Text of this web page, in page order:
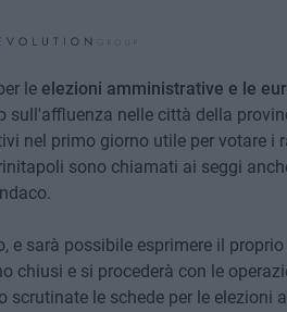
le elezioni amministrative e le
nelle città della
nel primo giorno utile per votare i
sono chiamati ai seggi
e sarà possibile esprimere il
chiusi e si procederà con le
scrutinate le schede per le elezioni